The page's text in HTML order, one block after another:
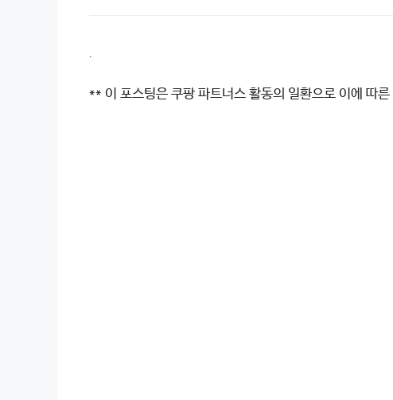
.
** 이 포스팅은 쿠팡 파트너스 활동의 일환으로 이에 따